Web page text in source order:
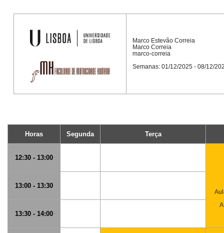
Marco Estevão Correia
Marco Correia
marco-correia
Semanas: 01/12/2025 - 08/12/
Horas Segunda Terça
12:30 - 13:00
13:00 - 13:30
13:30 - 14:00